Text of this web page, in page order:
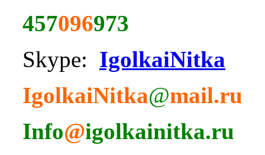
457096973
Skype: IgolkaiNitka
IgolkaiNitka@mail.ru
Info@igolkainitka.ru